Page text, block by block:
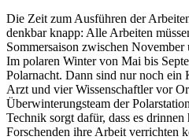
Die Zeit zum Ausführen der
denkbar knapp: Alle Arbeiten
Sommersaison zwischen
Im polaren Winter von Mai bis
Polarnacht. Dann sind nur noch
Arzt und vier Wissenschaftler vor
Überwinterungsteam der
Technik sorgt dafür, dass es
Forschenden ihre Arbeit verrichten